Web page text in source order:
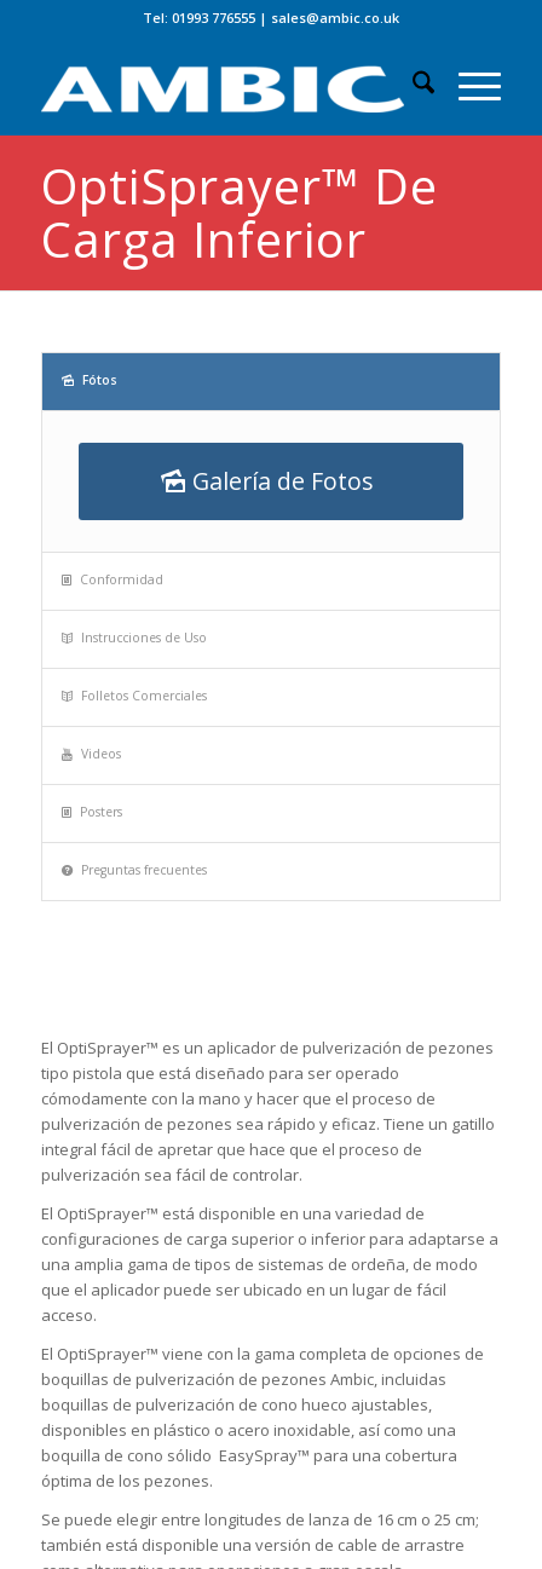
Tel: 01993 776555| sales@ambic.co.uk
OptiSprayer™ De
Carga Inferior
Fótos
Galería de Fotos
Conformidad
Instrucciones de Uso
Folletos Comerciales
Videos
Posters
Preguntas frecuentes
El OptiSprayer™ es un aplicador de pulverización de pezones
tipo pistola que está diseñado para ser operado
cómodamente con la mano y hacer que el proceso de
pulverización de pezones sea rápido y eficaz. Tiene un gatillo
integral fácil de apretar que hace que el proceso de
pulverización sea fácil de controlar.
El OptiSprayer™ está disponible en una variedad de
configuraciones de carga superior o inferior para adaptarse a
una amplia gama de tipos de sistemas de ordeña, de modo
que el aplicador puede ser ubicado en un lugar de fácil
acceso.
El OptiSprayer™ viene con la gama completa de opciones de
boquillas de pulverización de pezones Ambic, incluidas
boquillas de pulverización de cono hueco ajustables,
disponibles en plástico o acero inoxidable, así como una
boquilla de cono sólido EasySpray™ para una cobertura
óptima de los pezones.
Se puede elegir entre longitudes de lanza de 16 cm o 25 cm;
también está disponible una versión de cable de arrastre